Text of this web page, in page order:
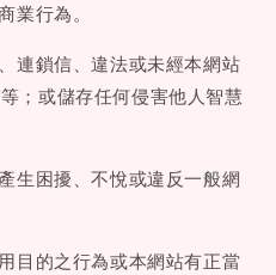
業行為。
連鎖信、違法或未經本網站
；或儲存任何侵害他人智慧
生困擾、不悅或違反一般網
目的之行為或本網站有正當